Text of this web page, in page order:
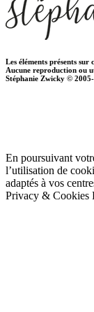
Les éléments présents
Aucune reproduction ou
Stéphanie Zwicky ©
En poursuivant
l’utilisation de
adaptés à vos
Privacy & Cookies